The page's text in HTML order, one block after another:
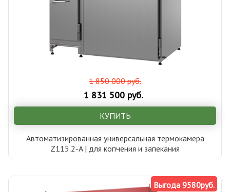
1 831 500 руб.
1 850 000 руб.
КУПИТЬ
Автоматизированная универсальная термокамера
Z115.2-A | для копчения и запекания
Выгода 9580руб.